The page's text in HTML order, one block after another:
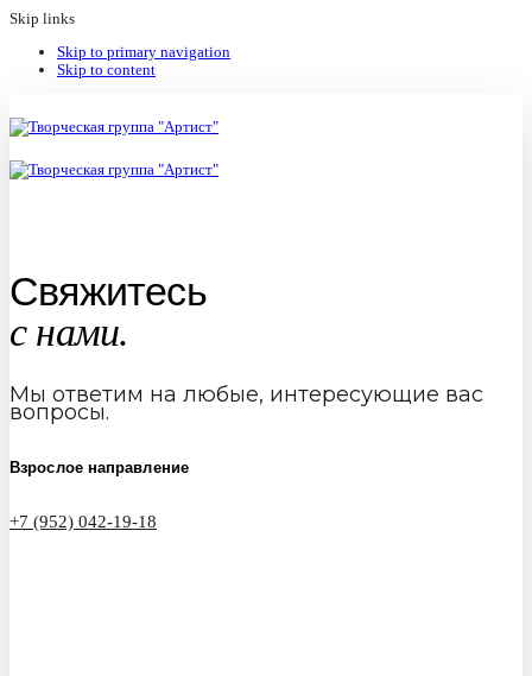
Skip links
Skip to primary navigation
Skip to content
Свяжитесь
с нами.
Мы ответим на любые, интересующие вас
вопросы.
Взрослое направление
+7 (952) 042-19-18